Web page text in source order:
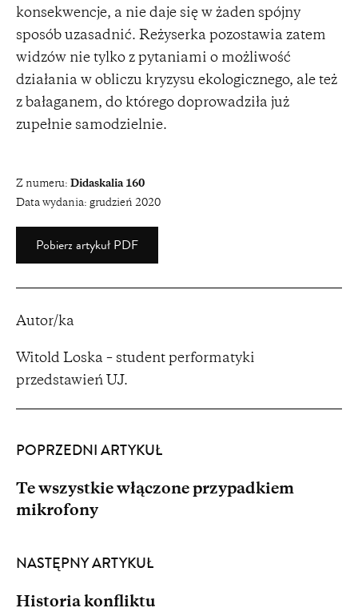
konsekwencje, a nie daje się w żaden spójny
sposób uzasadnić. Reżyserka pozostawia zatem
widzów nie tylko z pytaniami o możliwość
działania w obliczu kryzysu ekologicznego, ale też
z bałaganem, do którego doprowadziła już
zupełnie samodzielnie.
Z numeru: Didaskalia 160
Data wydania: grudzień 2020
Pobierz artykuł PDF
Autor/ka
Witold Loska – student performatyki
przedstawień UJ.
POPRZEDNI ARTYKUŁ
Te wszystkie włączone przypadkiem
mikrofony
NASTĘPNY ARTYKUŁ
Historia konfliktu